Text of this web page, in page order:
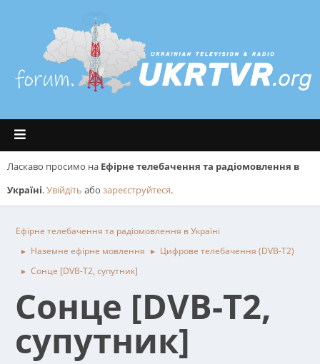
Ласкаво просимо на Ефірне телебачення та радіомовлення в
Україні.Увійдіть або зареєструйтеся.
Ефірне телебачення та радіомовлення в Україні
► Наземне ефірне мовлення ► Цифрове телебачення (DVB-T2)
► Сонце [DVB-T2, супутник]
Сонце [DVB-T2,
супутник]